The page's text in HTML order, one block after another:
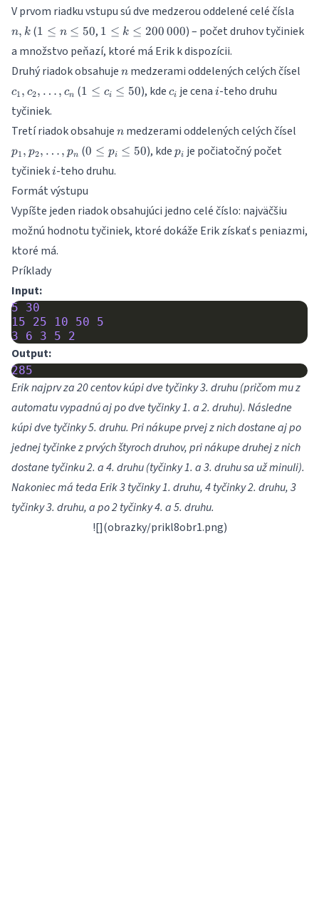
V prvom riadku vstupu sú dve medzerou oddelené celé čísla
n, k (1
\leq
n
\leq
1 ≤ n ≤ 50, 1 \leq k
\leq
200\,000
1 ≤ k ≤ 200 000) – počet druhov tyčiniek
a množstvo peňazí, ktoré má Erik k dispozícii.
Druhý riadok obsahuje n
n medzerami oddelených celých čísel
c1 , c2, … , cn (1
\leq
50
1 ≤ ci ≤ 50), kde c_i
ci je cena i
i-teho druhu
tyčiniek.
Tretí riadok obsahuje n
n medzerami oddelených celých čísel
p1 , p2, … , pn (0
p_i
\leq
50
0 ≤ pi ≤ 50), kde p_i
pi je počiatočný počet
tyčinieki
i-teho druhu.
Formát výstupu
Vypíšte jeden riadok obsahujúci jedno celé číslo: najväčšiu
možnú hodnotu tyčiniek, ktoré dokáže Erik získať s peniazmi,
ktoré má.
Príklady
Input:
5
30
15
25 10 50
5
3
6 3 5 2
Output:
285
Erik najprv za 20 centov kúpi dve tyčinky 3. druhu (pričom mu z
automatu vypadnú aj po dve tyčinky 1. a 2. druhu). Následne
kúpi dve tyčinky 5. druhu. Pri nákupe prvej z nich dostane aj po
jednej tyčinke z prvých štyroch druhov, pri nákupe druhej z nich
dostane tyčinku 2. a 4. druhu (tyčinky 1. a 3. druhu sa už minuli).
Nakoniec má teda Erik 3 tyčinky 1. druhu, 4 tyčinky 2. druhu, 3
tyčinky 3. druhu, a po 2 tyčinky 4. a 5. druhu.
![](obrazky/prikl8obr1.png)